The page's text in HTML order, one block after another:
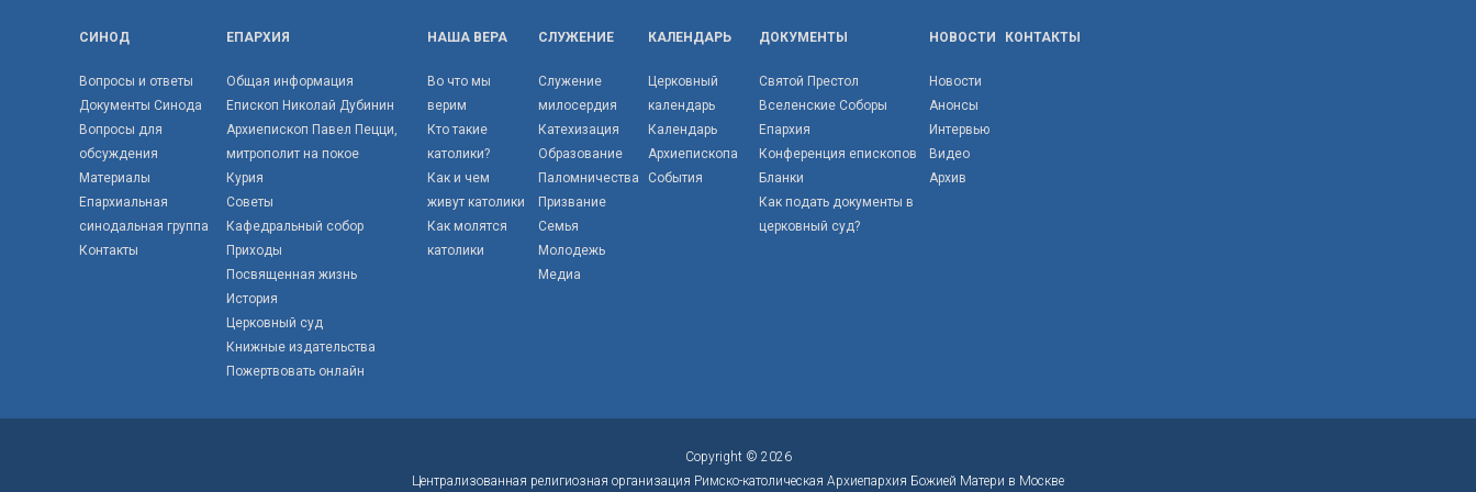
СИНОД
Вопросы и ответы
Документы Синода
Вопросы для
обсуждения
Материалы
Епархиальная
синодальная группа
Контакты
ЕПАРХИЯ
Общая информация
Епископ Николай Дубинин
Архиепископ Павел Пецци,
митрополит на покое
Курия
Советы
Кафедральный собор
Приходы
Посвященная жизнь
История
Церковный суд
Книжные издательства
Пожертвовать онлайн
НАША ВЕРА
Во что мы
верим
Кто такие
католики?
Как и чем
живут католики
Как молятся
католики
СЛУЖЕНИЕ
Служение
милосердия
Катехизация
Образование
Паломничества
Призвание
Семья
Молодежь
Медиа
КАЛЕНДАРЬ
Церковный
календарь
Календарь
Архиепископа
События
ДОКУМЕНТЫ
Святой Престол
Вселенские Соборы
Епархия
Конференция епископов
Бланки
Как подать документы в
церковный суд?
НОВОСТИ
Новости
Анонсы
Интервью
Видео
Архив
КОНТАКТЫ
Copyright © 2026
Централизованная религиозная организация Римско-католическая Архиепархия Божией Матери в Москве